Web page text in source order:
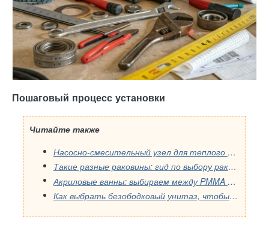
Пошаговый процесс установки
Читайте также
Насосно-смесительный узел для теплого пола: как выбрать правильную модель
Такие разные раковины: гид по выбору раковины в ванную
Акриловые ванны: выбираем между PMMA и ABS
Как выбрать безободковый унитаз, чтобы не пожалеть: инструкция от мастера